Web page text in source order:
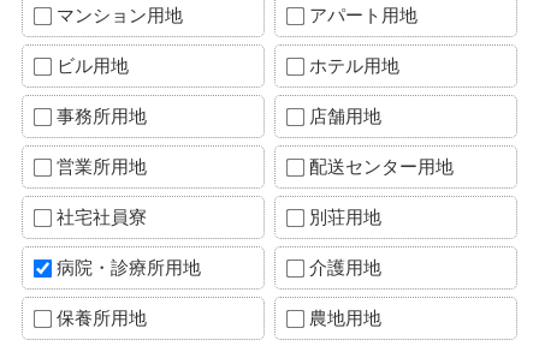
マンション用地 アパート用地
ビル用地 ホテル用地
事務所用地 店舗用地
営業所用地 配送センター用地
社宅社員寮 別荘用地
病院・診療所用地 介護用地
保養所用地 農地用地